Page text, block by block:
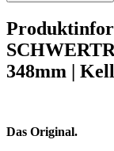
348mm |
Das Original.